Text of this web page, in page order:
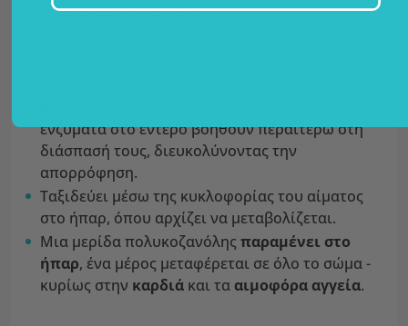
ενζύματα στο έντερο βοηθούν περαιτέρω στη
διάσπασή τους, διευκολύνοντας την
απορρόφηση.
Ταξιδεύει μέσω της κυκλοφορίας του αίματος
στο ήπαρ, όπου αρχίζει να μεταβολίζεται.
Μια μερίδα πολυκοζανόλης παραμένει στο
ήπαρ, ένα μέρος μεταφέρεται σε όλο το σώμα -
κυρίως στην καρδιά και τα αιμοφόρα αγγεία.